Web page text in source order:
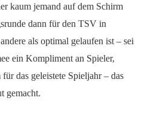
kaum jemand auf dem Schirm
dann für den TSV in
als optimal gelaufen ist – sei
ein Kompliment an Spieler,
das geleistete Spieljahr – das
gemacht.